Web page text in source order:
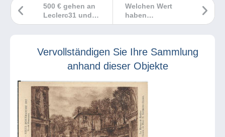
Welchen Wert
haben
Sammlerstücke
500 € gehen an
Leclerc31 und
nonoche12200
Vervollständigen Sie Ihre Sammlung
anhand dieser Objekte